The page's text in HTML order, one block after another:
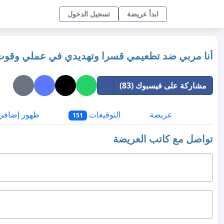
تسجيل الدخول ابدأ عريضة
أنا مربي ضد تطعيمي قسرا وتهديدي في عملي وقوت
مشاركة على فيسبوك (83)
عريضة التوقيعات 151 ظهور
تواصل مع كاتب العريضة